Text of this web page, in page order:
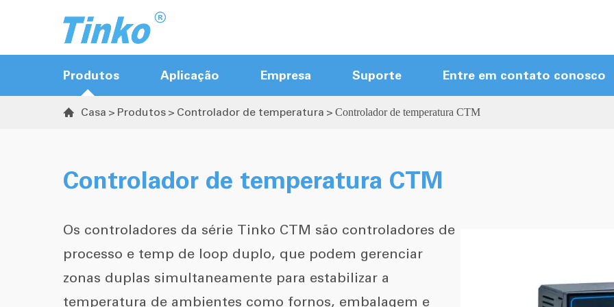
Produtos
Controlador quente do corredor
sequência
Humidade
Controlador quente do corredor da
tela de toque
quente
Novo Controlador de Chegada
Corredor quente Cabos
Aplicação Empresa Suporte Entre em contato conosco
 Casa Produtos Controlador de temperatura Controlador de temperatura CTM
Controlador de temperatura CTM
Os controladores da série Tinko CTM são controladores de
processo e temp de loop duplo, que podem gerenciar
zonas duplas simultaneamente para estabilizar a
temperatura de ambientes como fornos, embalagem e